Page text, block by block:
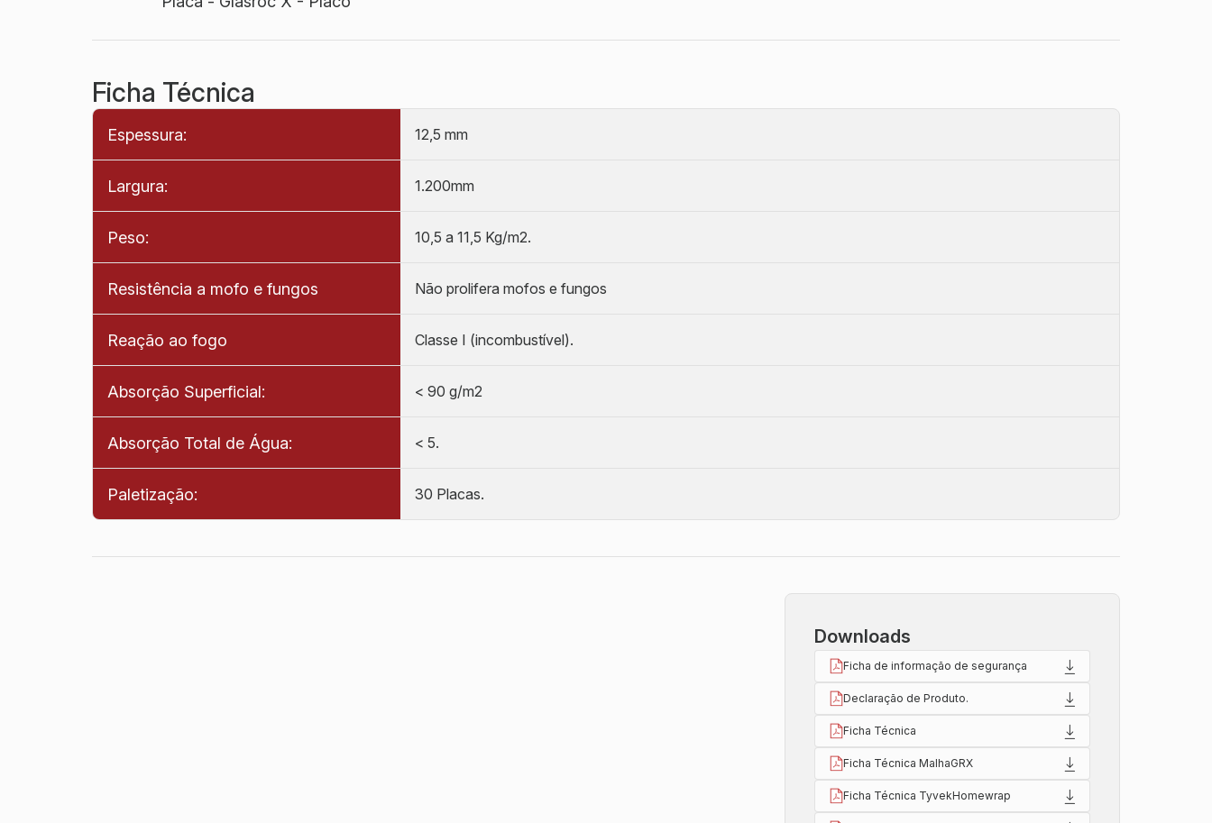
Ficha Técnica
Espessura: 12,5 mm
Largura: 1.200mm
Peso: 10,5 a 11,5 Kg/m2.
Resistência a mofo e fungos Não prolifera mofos e fungos
Reação ao fogo Classe I (incombustível).
Absorção Superficial: < 90 g/m2
Absorção Total de Água: < 5.
Paletização: 30 Placas.
Downloads
Ficha de informação de segurança
Declaração de Produto.
Ficha Técnica
Ficha Técnica MalhaGRX
Ficha Técnica TyvekHomewrap